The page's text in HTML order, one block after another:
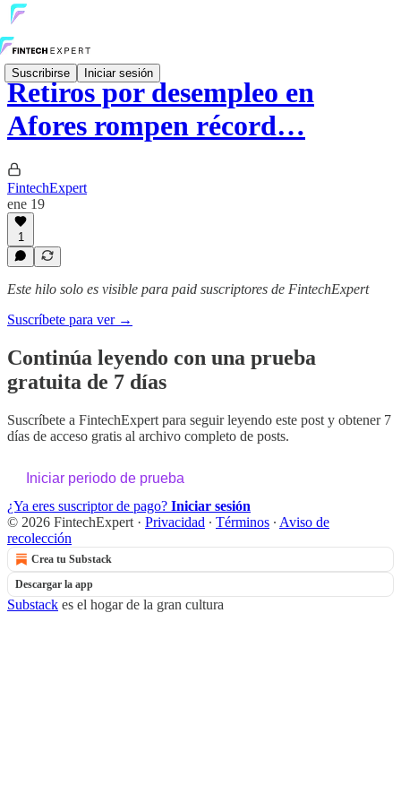
Suscribirse Iniciar sesión
Retiros por desempleo en
Afores rompen récord…
FintechExpert
ene 19
1
Este hilo solo es visible para paid suscriptores de FintechExpert
Suscríbete para ver →
Continúa leyendo con una prueba
gratuita de 7 días
Suscríbete a FintechExpert para seguir leyendo este post y obtener 7
días de acceso gratis al archivo completo de posts.
Iniciar periodo de prueba
¿Ya eres suscriptor de pago? Iniciar sesión
© 2026 FintechExpert · Privacidad ∙ Términos ∙ Aviso de
recolección
Crea tu Substack
Descargar la app
Substack es el hogar de la gran cultura